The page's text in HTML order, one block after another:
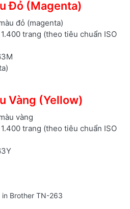
Đỏ (Magenta)
đỏ (magenta)
trang (theo tiêu chuẩn ISO
Vàng (Yellow)
vàng
trang (theo tiêu chuẩn ISO
Brother TN-263